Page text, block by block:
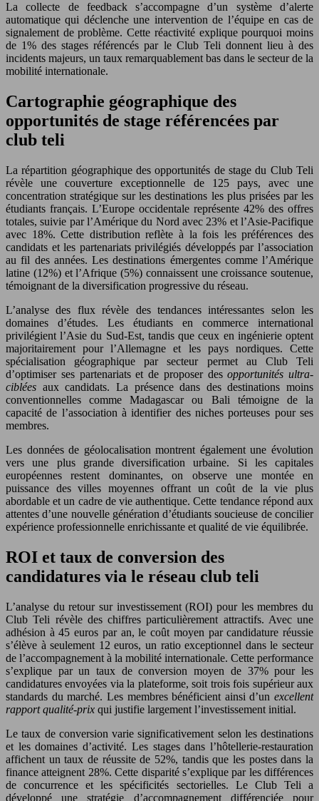
La collecte de feedback s’accompagne d’un système d’alerte
automatique qui déclenche une intervention de l’équipe en cas de
signalement de problème. Cette réactivité explique pourquoi moins
de 1% des stages référencés par le Club Teli donnent lieu à des
incidents majeurs, un taux remarquablement bas dans le secteur de la
mobilité internationale.
Cartographie géographique des
opportunités de stage référencées par
club teli
La répartition géographique des opportunités de stage du Club Teli
révèle une couverture exceptionnelle de 125 pays, avec une
concentration stratégique sur les destinations les plus prisées par les
étudiants français. L’Europe occidentale représente 42% des offres
totales, suivie par l’Amérique du Nord avec 23% et l’Asie-Pacifique
avec 18%. Cette distribution reflète à la fois les préférences des
candidats et les partenariats privilégiés développés par l’association
au fil des années. Les destinations émergentes comme l’Amérique
latine (12%) et l’Afrique (5%) connaissent une croissance soutenue,
témoignant de la diversification progressive du réseau.
L’analyse des flux révèle des tendances intéressantes selon les
domaines d’études. Les étudiants en commerce international
privilégient l’Asie du Sud-Est, tandis que ceux en ingénierie optent
majoritairement pour l’Allemagne et les pays nordiques. Cette
spécialisation géographique par secteur permet au Club Teli
d’optimiser ses partenariats et de proposer desopportunités ultra-
ciblées aux candidats. La présence dans des destinations moins
conventionnelles comme Madagascar ou Bali témoigne de la
capacité de l’association à identifier des niches porteuses pour ses
membres.
Les données de géolocalisation montrent également une évolution
vers une plus grande diversification urbaine. Si les capitales
européennes restent dominantes, on observe une montée en
puissance des villes moyennes offrant un coût de la vie plus
abordable et un cadre de vie authentique. Cette tendance répond aux
attentes d’une nouvelle génération d’étudiants soucieuse de concilier
expérience professionnelle enrichissante et qualité de vie équilibrée.
ROI et taux de conversion des
candidatures via le réseau club teli
L’analyse du retour sur investissement (ROI) pour les membres du
Club Teli révèle des chiffres particulièrement attractifs. Avec une
adhésion à 45 euros par an, le coût moyen par candidature réussie
s’élève à seulement 12 euros, un ratio exceptionnel dans le secteur
de l’accompagnement à la mobilité internationale. Cette performance
s’explique par un taux de conversion moyen de 37% pour les
candidatures envoyées via la plateforme, soit trois fois supérieur aux
standards du marché. Les membres bénéficient ainsi d’un excellent
rapport qualité-prix qui justifie largement l’investissement initial.
Le taux de conversion varie significativement selon les destinations
et les domaines d’activité. Les stages dans l’hôtellerie-restauration
affichent un taux de réussite de 52%, tandis que les postes dans la
finance atteignent 28%. Cette disparité s’explique par les différences
de concurrence et les spécificités sectorielles. Le Club Teli a
développé une stratégie d’accompagnement différenciée pour